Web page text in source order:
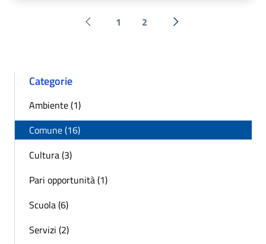
Pagina precedente
1 2 Successiva »
Categorie
Ambiente (1)
Comune (16)
Cultura (3)
Pari opportunità (1)
Scuola (6)
Servizi (2)